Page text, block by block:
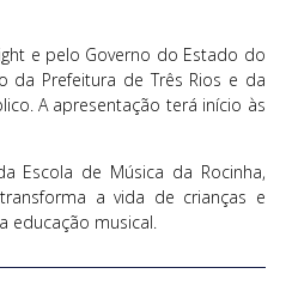
e pelo Governo do Estado do
da Prefeitura de Três Rios e da
A apresentação terá início às
Escola de Música da Rocinha,
a vida de crianças e
educação musical.